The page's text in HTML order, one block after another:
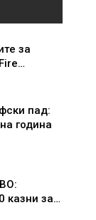
за
пад:
година
казни за…